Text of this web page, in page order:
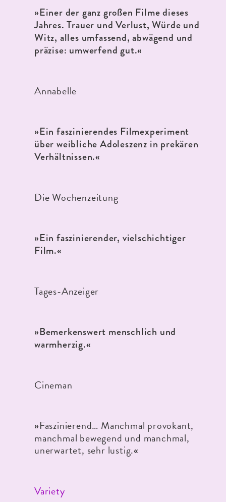
»Einer der ganz großen Filme dieses
Jahres. Trauer und Verlust, Würde und
Witz, alles umfassend, abwägend und
präzise: umwerfend gut.«
Annabelle
»Ein faszinierendes Filmexperiment
über weibliche Adoleszenz in prekären
Verhältnissen.«
Die Wochenzeitung
»Ein faszinierender, vielschichtiger
Film.«
Tages-Anzeiger
»Bemerkenswert menschlich und
warmherzig.«
Cineman
»Faszinierend… Manchmal provokant,
manchmal bewegend und manchmal,
unerwartet, sehr lustig.«
Variety